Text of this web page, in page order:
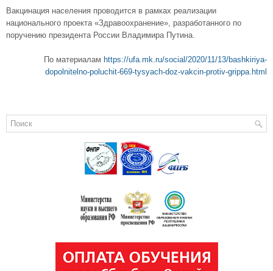
Вакцинация населения проводится в рамках реализации
национального проекта «Здравоохранение», разработанного по
поручению президента России Владимира Путина.
По материалам https://ufa.mk.ru/social/2020/11/13/bashkiriya-
dopolnitelno-poluchit-669-tysyach-doz-vakcin-protiv-grippa.html